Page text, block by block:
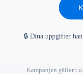
🔒 Dina uppgifter
Kampanjen gäller